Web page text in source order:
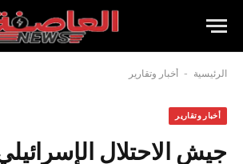
الرئيسية - أخبار وتقارير
أخبار وتقارير
جيش الاحتلال